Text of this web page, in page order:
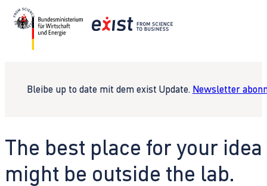
Bleibe up to date mit dem exist Update. Newsletter
The best place for your idea
might be outside the lab.